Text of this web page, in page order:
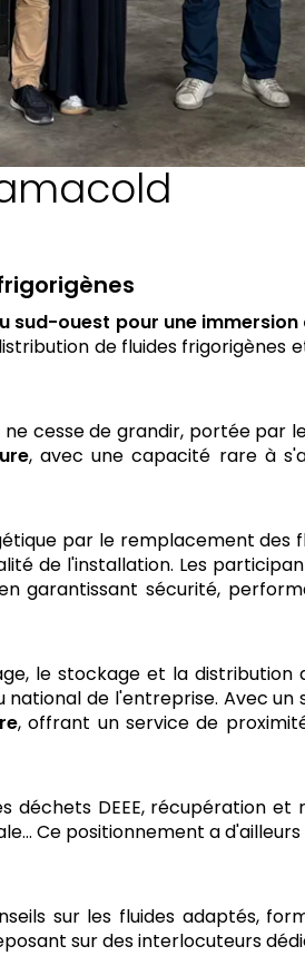
sud-ouest pour une
de fluides frigorigènes
ne cesse de grandir, portée par
, avec une capacité rare à
par le remplacement des
de l'installation. Les
en garantissant sécurité,
le stockage et la distribution
de l'entreprise. Avec un
, offrant un service de
déchets DEEE, récupération et
Ce positionnement a
sur les fluides adaptés,
sur des interlocuteurs